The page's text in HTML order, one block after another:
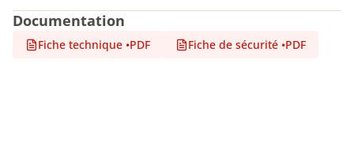
Documentation
Fiche technique •PDF Fiche de sécurité •PDF